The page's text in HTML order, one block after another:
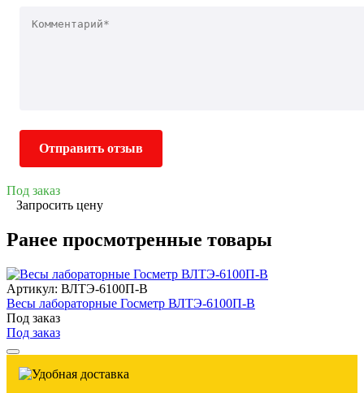
Отправить отзыв
Под заказ
Запросить цену
Ранее просмотренные товары
Артикул: ВЛТЭ-6100П-В
Весы лабораторные Госметр ВЛТЭ-6100П-В
Под заказ
Под заказ